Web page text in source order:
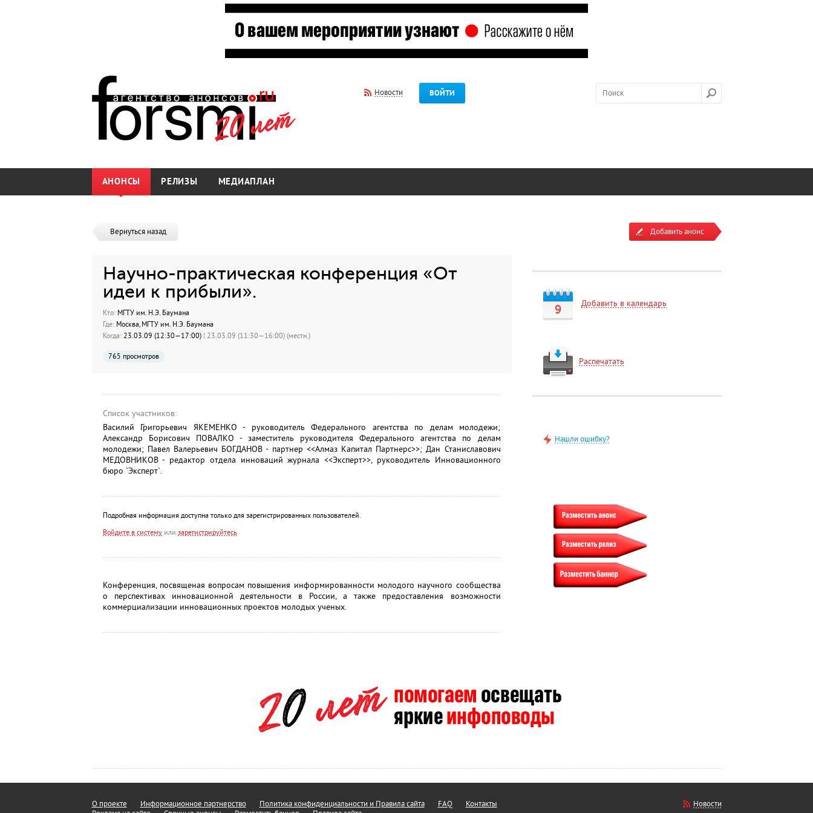
Новости ВОЙТИ
АНОНСЫ РЕЛИЗЫ МЕДИАПЛАН
Вернуться назад
Научно-практическая конференция «От
идеи к прибыли».
Кто:МГТУ им. Н.Э. Баумана
Где:Москва, МГТУ им. Н.Э. Баумана
Когда:23.03.09 (12:30—17:00) | 23.03.09 (11:30—16:00) (местн.)
765 просмотров
Список участников:
Василий Григорьевич ЯКЕМЕНКО - руководитель Федерального агентства по делам молодежи;
Александр Борисович ПОВАЛКО - заместитель руководителя Федерального агентства по делам
молодежи; Павел Валерьевич БОГДАНОВ - партнер <<Алмаз Капитал Партнерс>>; Дан Станиславович
МЕДОВНИКОВ - редактор отдела инноваций журнала <<Эксперт>>, руководитель Инновационного
бюро `Эксперт`.
Подробная информация доступна только для зарегистрированных пользователей.
Войдите в системуили зарегистрируйтесь
Конференция, посвященая вопросам повышения информированности молодого научного сообщества
о перспективах инновационной деятельности в России, а также предоставления возможности
коммерциализации инновационных проектов молодых ученых.
Добавить анонс
9 Добавить в календарь
Распечатать
Нашли ошибку?
О проекте Информационное партнерство Политика конфиденциальности и Правила сайта FAQ
Контакты
Новости